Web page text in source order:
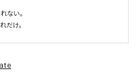
ない。
だけ。